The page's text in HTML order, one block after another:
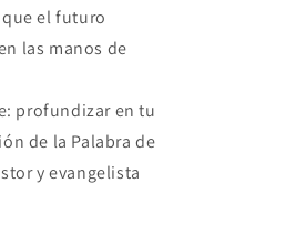
el futuro
las manos de
profundizar en tu
de la Palabra de
y evangelista